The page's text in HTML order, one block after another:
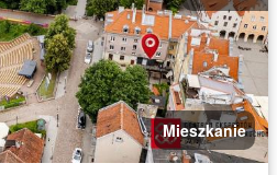
Mieszkanie